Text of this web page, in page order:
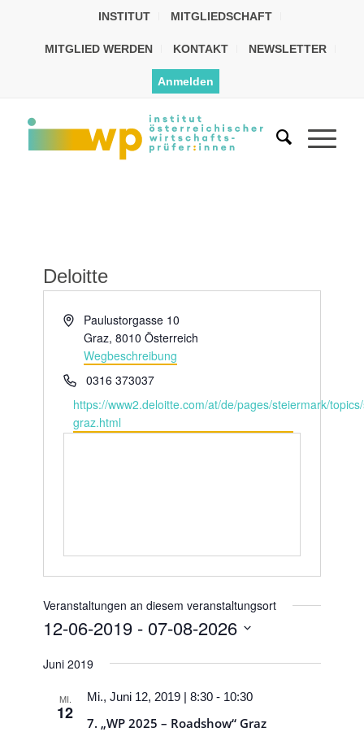
INSTITUT MITGLIEDSCHAFT
MITGLIED WERDEN KONTAKT NEWSLETTER
Anmelden
Deloitte
AdressePaulustorgasse 10
Graz, 8010 Österreich
Wegbeschreibung
Telefon0316 373037
Webseite
https://www2.deloitte.com/at/de/pages/steiermark/
graz.html
Veranstaltungen an diesem veranstaltungsort
12-06-2019 - 07-08-2026
wählen.
Juni 2019
MI.
12 7. „WP 2025 – Roadshow“ Graz
Mi., Juni 12, 2019 | 8:30 - 10:30